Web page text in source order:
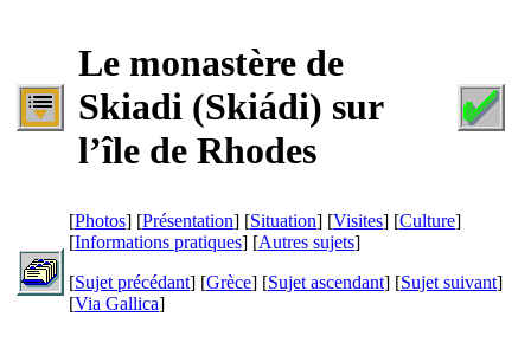
Le monastère de
Skiadi (Skiádi) sur
l’île de Rhodes
[Photos] [Présentation] [Situation] [Visites] [Culture]
[Informations pratiques] [Autres sujets]
[Sujet précédant] [Grèce] [Sujet ascendant] [Sujet suivant]
[Via Gallica]